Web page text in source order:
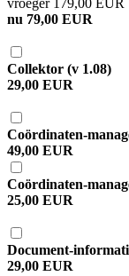
nu 79,00 EUR
Collektor (v 1.08)
29,00 EUR
Coördinaten-
49,00 EUR
Coördinaten-
25,00 EUR
Document-
29,00 EUR